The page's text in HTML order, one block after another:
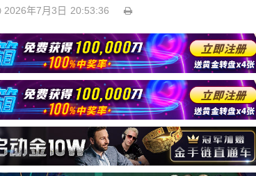
2026年7月3日 20:53:36